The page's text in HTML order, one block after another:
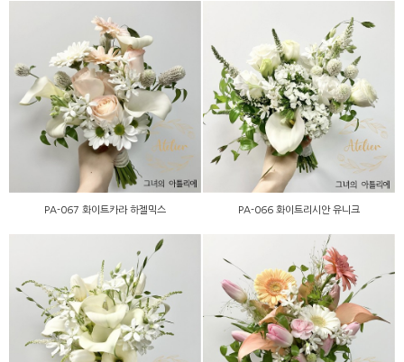
PA-067 화이트카라 하젤믹
스
PA-067 화이트카라 하젤믹스
PA-066 화이트리시안 유니
크
PA-066 화이트리시안 유니크
PC-064 화이트카라 튤립믹
스
P-063 프리미엄 피치핑크
믹스